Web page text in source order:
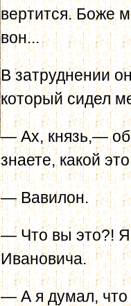
вертится. Боже
вон...
В затруднении
который сидел
— Ах, князь,—
знаете, какой
— Вавилон.
— Что вы это?! Я
Ивановича.
— А я думал, что